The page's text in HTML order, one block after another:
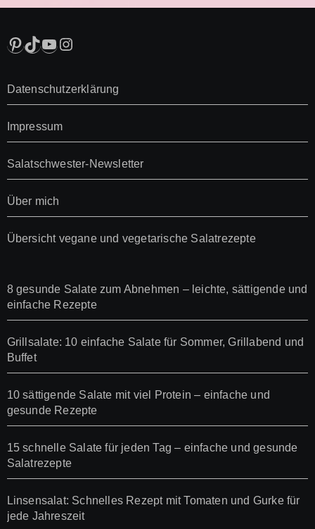
Pinterest
TikTok
YouTube
Instagram
Datenschutzerklärung
Impressum
Salatschwester-Newsletter
Über mich
Übersicht vegane und vegetarische Salatrezepte
8 gesunde Salate zum Abnehmen – leichte, sättigende und
einfache Rezepte
Grillsalate: 10 einfache Salate für Sommer, Grillabend und
Buffet
10 sättigende Salate mit viel Protein – einfache und
gesunde Rezepte
15 schnelle Salate für jeden Tag – einfache und gesunde
Salatrezepte
Linsensalat: Schnelles Rezept mit Tomaten und Gurke für
jede Jahreszeit